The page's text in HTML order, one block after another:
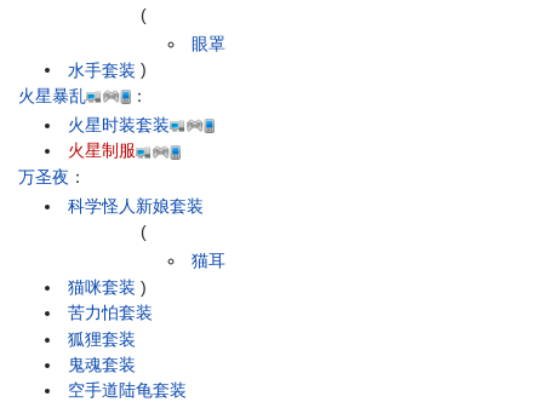
水手套装
(
眼罩
)
火星暴乱
：
火星时装套装
火星制服
万圣夜 ：
科学怪人新娘套装
猫咪套装
(
猫耳
)
苦力怕套装
狐狸套装
鬼魂套装
空手道陆龟套装